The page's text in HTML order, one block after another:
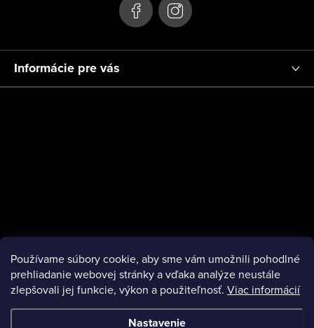
Používame súbory cookie, aby sme vám umožnili pohodlné
prehliadanie webovej stránky a vďaka analýze neustále
zlepšovali jej funkcie, výkon a použiteľnosť. Viac informácií
Nastavenie
Informácie pre vás